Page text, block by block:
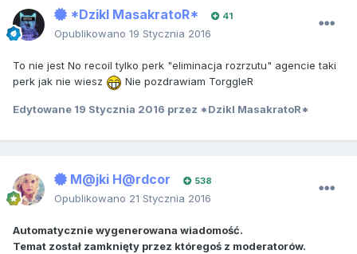
*DzikI MasakratoR* 41
Opublikowano 19 Stycznia 2016
To nie jest No recoil tylko perk "eliminacja rozrzutu" agencie taki
perk jak nie wiesz
Nie pozdrawiam TorggleR
Edytowane 19 Stycznia 2016 przez *DzikI MasakratoR*
M@jki H@rdcor 538
Opublikowano 21 Stycznia 2016
Automatycznie wygenerowana wiadomość.
Temat został zamknięty przez któregoś z moderatorów.